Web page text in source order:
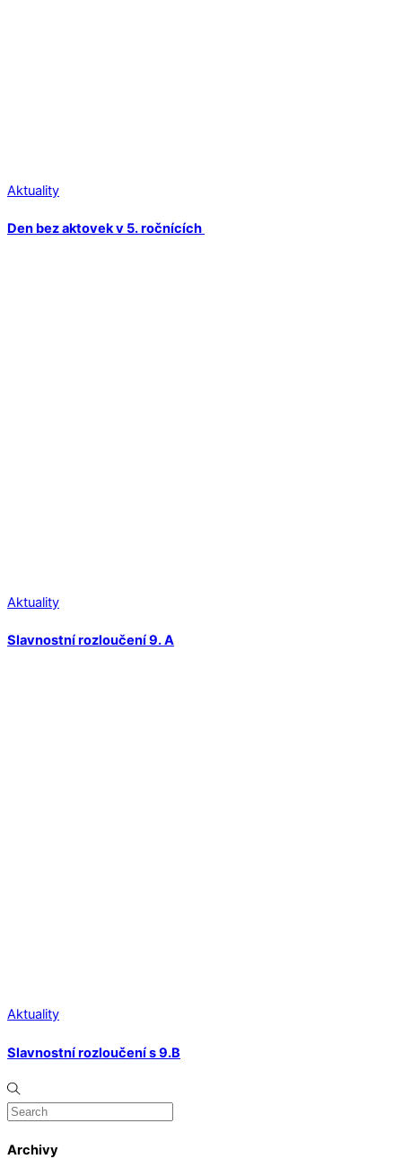
Aktuality
Den bez aktovek v 5. ročnících
Aktuality
Slavnostní rozloučení 9. A
Aktuality
Slavnostní rozloučení s 9.B
Archivy